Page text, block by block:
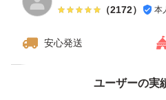
（2172） 本
安心発送
ユーザーの実
価格の相談